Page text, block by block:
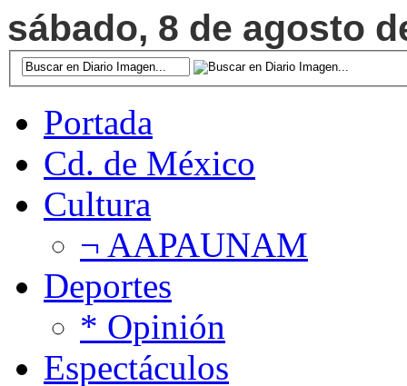
sábado, 8 de agosto
Portada
Cd. de México
Cultura
¬ AAPAUNAM
Deportes
* Opinión
Espectáculos